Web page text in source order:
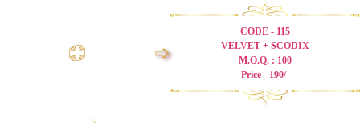
➩
CODE - 115
VELVET + SCODIX
M.O.Q. : 100
Price - 190/-